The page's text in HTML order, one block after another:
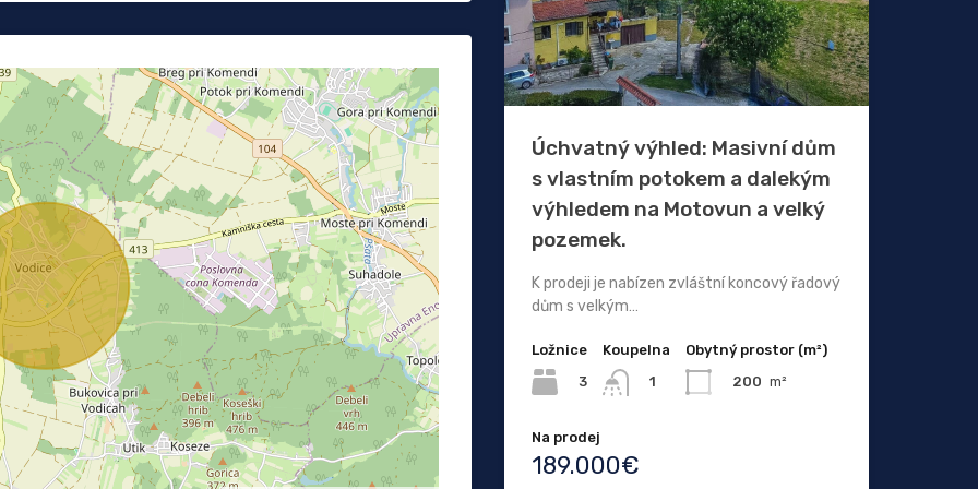
Úchvatný výhled: Masivní dům
s vlastním potokem a dalekým
výhledem na Motovun a velký
pozemek.
K prodeji je nabízen zvláštní koncový řadový
dům s velkým…
Ložnice
3
Koupelna
1
Obytný prostor (m²)
200 m²
Na prodej
189.000€